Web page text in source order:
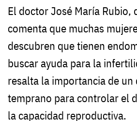
El doctor José María Rubio,
comenta que muchas
descubren que tienen
buscar ayuda para la
resalta la importancia de un
temprano para controlar el
la capacidad reproductiva.